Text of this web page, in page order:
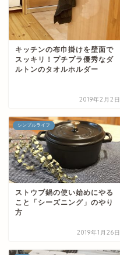
キッチンの布巾掛けを壁面で
スッキリ！プチプラ優秀なダ
ルトンのタオルホルダー
2019年2月2日
シンプルライフ
ストウブ鍋の使い始めにやる
こと「シーズニング」のやり
方
2019年1月26日